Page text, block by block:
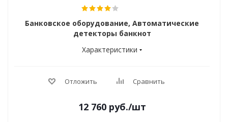
Банковское оборудование, Автоматические
детекторы банкнот
Характеристики
Отложить Сравнить
12 760руб./шт